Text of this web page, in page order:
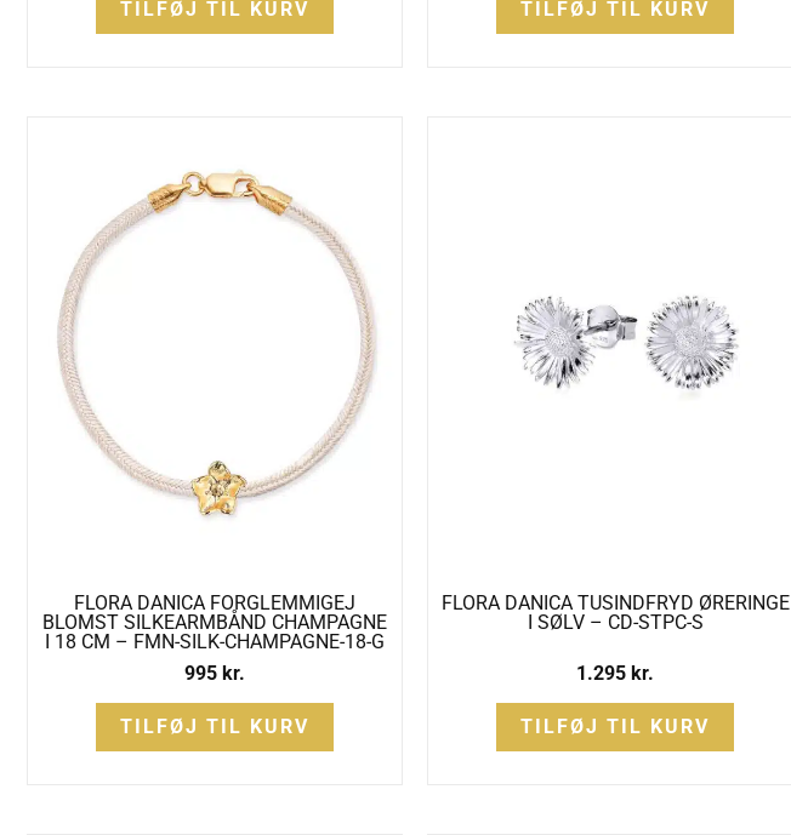
TILFØJ TIL KURV TILFØJ TIL KURV
FLORA DANICA FORGLEMMIGEJ
BLOMST SILKEARMBÅND CHAMPAGNE
I 18 CM – FMN-SILK-CHAMPAGNE-18-G
995 kr.
TILFØJ TIL KURV
FLORA DANICA TUSINDFRYD ØRERINGE
I SØLV – CD-STPC-S
1.295 kr.
TILFØJ TIL KURV